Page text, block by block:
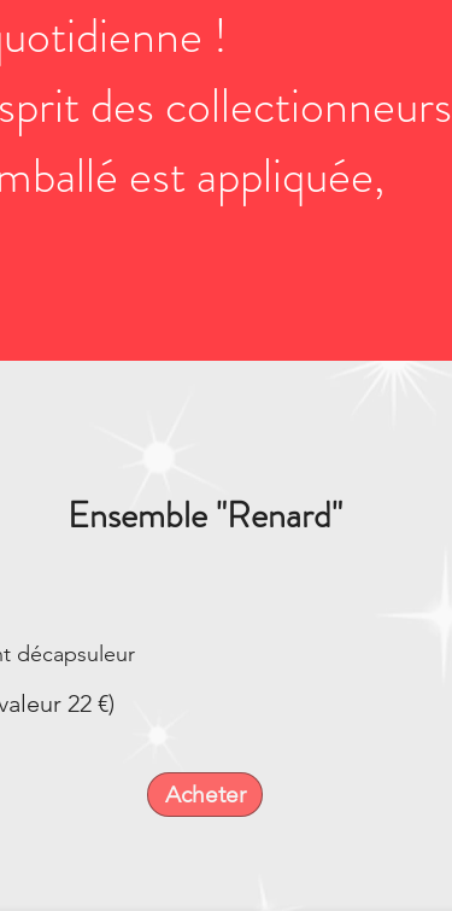
!
des collectionneurs
est appliquée,
Ensemble "Renard"
décapsuleur
22 €)
Acheter